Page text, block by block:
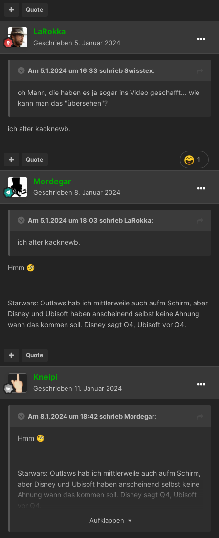
Quote
LaRokka
Geschrieben 5. Januar 2024
Am 5.1.2024 um 16:33 schriebSwisstex:
oh Mann, die haben es ja sogar ins Video geschafft... wie
kann man das "übersehen"?
ich alter kacknewb.
1
Quote
Mordegar
Geschrieben 8. Januar 2024
Am 5.1.2024 um 18:03 schriebLaRokka:
ich alter kacknewb.
Hmm 🧐
Starwars: Outlaws hab ich mittlerweile auch aufm Schirm, aber
Disney und Ubisoft haben anscheinend selbst keine Ahnung
wann das kommen soll. Disney sagt Q4, Ubisoft vor Q4.
Quote
Kneipi
Geschrieben 11. Januar 2024
Am 8.1.2024 um 18:42 schriebMordegar:
Hmm 🧐
Starwars: Outlaws hab ich mittlerweile auch aufm Schirm,
aber Disney und Ubisoft haben anscheinend selbst keine
Ahnung wann das kommen soll. Disney sagt Q4, Ubisoft
vor Q4.
Aufklappen